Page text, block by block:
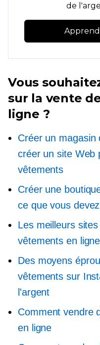
de
Vous
sur la vente
ligne ?
Créer un
créer un site Web
vêtements
Créer une
ce que vous
Les meilleurs
vêtements en ligne
Des moyens
vêtements sur
l'argent
Comment vendre
en ligne